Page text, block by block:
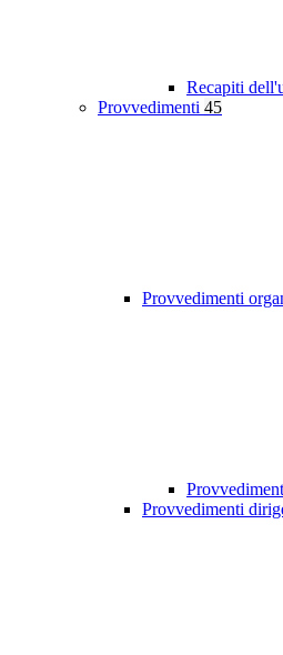
Recapiti
Provvedimenti 45
Provvedimenti
Provvedimenti